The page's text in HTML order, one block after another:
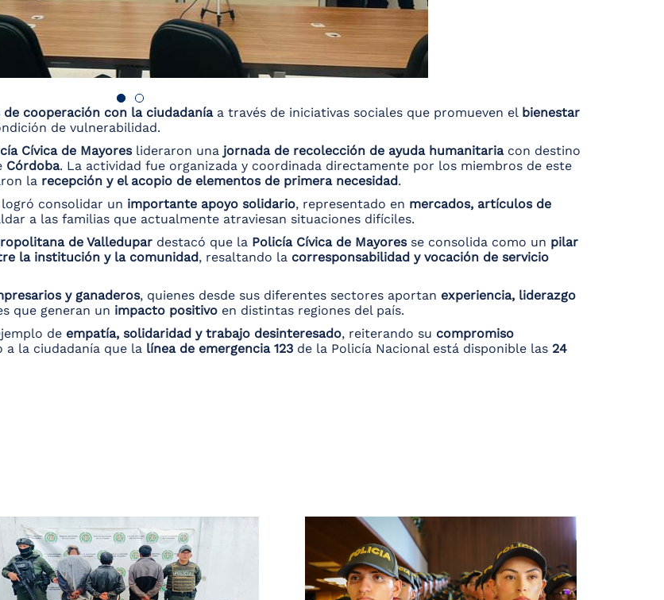
de cooperación con la ciudadaníaa través de iniciativas sociales que promueven el bienestar
de vulnerabilidad.
Cívica de Mayoreslideraron una jornada de recolección de ayuda humanitariacon destino
Córdoba. La actividad fue organizada y coordinada directamente por los miembros de este
la recepción y el acopio de elementos de primera necesidad.
consolidar un importante apoyo solidario, representado en mercados, artículos de
a las familias que actualmente atraviesan situaciones difíciles.
de Valledupar destacó que la Policía Cívica de Mayoresse consolida como un pilar
la institución y la comunidad, resaltando la corresponsabilidad y vocación de servicio
y ganaderos, quienes desde sus diferentes sectores aportan experiencia, liderazgo
que generan un impacto positivo en distintas regiones del país.
de empatía, solidaridad y trabajo desinteresado, reiterando su compromiso
a la ciudadanía que la línea de emergencia 123 de la Policía Nacional está disponible las 24